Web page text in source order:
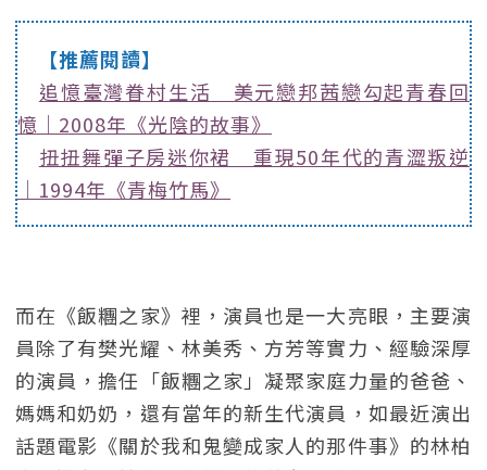
【推薦閱讀】
追憶臺灣眷村生活 美元戀邦茜戀勾起青春回
憶｜2008年《光陰的故事》
扭扭舞彈子房迷你裙 重現50年代的青澀叛逆
｜1994年《青梅竹馬》
而在《飯糰之家》裡，演員也是一大亮眼，主要演
員除了有樊光耀、林美秀、方芳等實力、經驗深厚
的演員，擔任「飯糰之家」凝聚家庭力量的爸爸、
媽媽和奶奶，還有當年的新生代演員，如最近演出
話題電影《關於我和鬼變成家人的那件事》的林柏